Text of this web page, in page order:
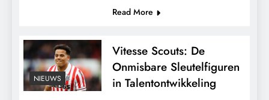
Read More
NIEUWS
Vitesse Scouts: De
Onmisbare Sleutelfiguren
in Talentontwikkeling